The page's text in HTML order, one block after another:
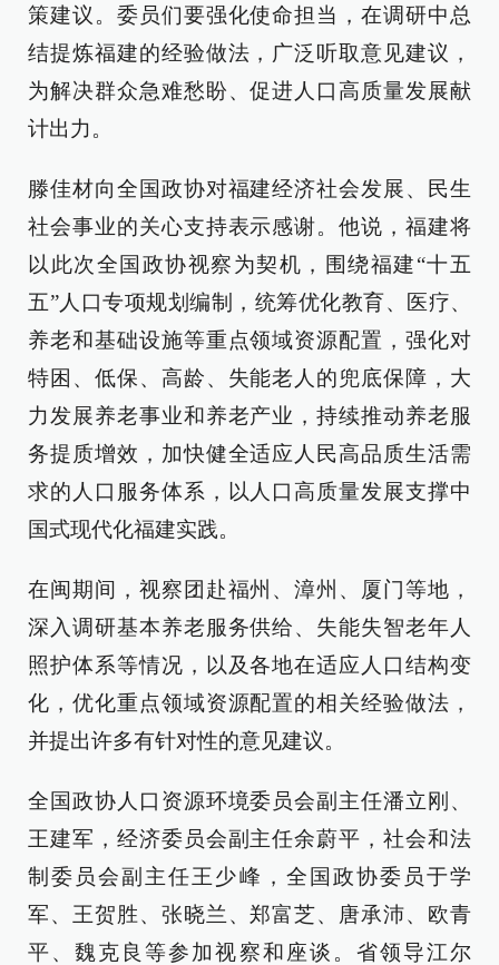
策建议。委员们要强化使命担当，在调研中总
结提炼福建的经验做法，广泛听取意见建议，
为解决群众急难愁盼、促进人口高质量发展献
计出力。
滕佳材向全国政协对福建经济社会发展、民生
社会事业的关心支持表示感谢。他说，福建将
以此次全国政协视察为契机，围绕福建“十五
五”人口专项规划编制，统筹优化教育、医疗、
养老和基础设施等重点领域资源配置，强化对
特困、低保、高龄、失能老人的兜底保障，大
力发展养老事业和养老产业，持续推动养老服
务提质增效，加快健全适应人民高品质生活需
求的人口服务体系，以人口高质量发展支撑中
国式现代化福建实践。
在闽期间，视察团赴福州、漳州、厦门等地，
深入调研基本养老服务供给、失能失智老年人
照护体系等情况，以及各地在适应人口结构变
化，优化重点领域资源配置的相关经验做法，
并提出许多有针对性的意见建议。
全国政协人口资源环境委员会副主任潘立刚、
王建军，经济委员会副主任余蔚平，社会和法
制委员会副主任王少峰，全国政协委员于学
军、王贺胜、张晓兰、郑富芝、唐承沛、欧青
平、魏克良等参加视察和座谈。省领导江尔